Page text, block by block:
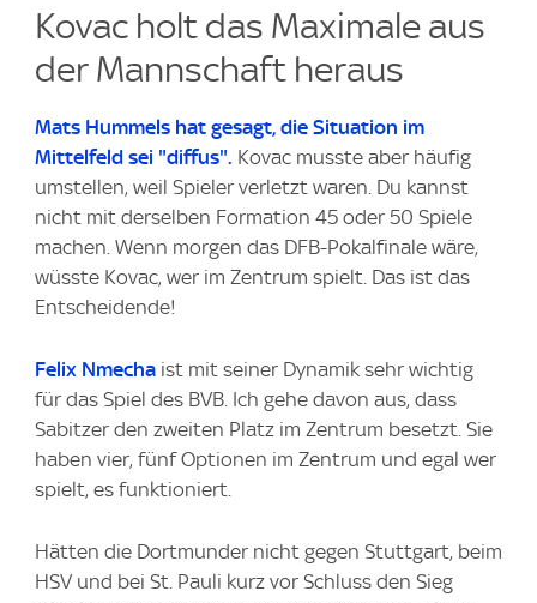
Kovac holt das Maximale aus
der Mannschaft heraus
Mats Hummels hat gesagt, die Situation im
Mittelfeld sei "diffus". Kovac musste aber häufig
umstellen, weil Spieler verletzt waren. Du kannst
nicht mit derselben Formation 45 oder 50 Spiele
machen. Wenn morgen das DFB-Pokalfinale wäre,
wüsste Kovac, wer im Zentrum spielt. Das ist das
Entscheidende!
Felix Nmecha ist mit seiner Dynamik sehr wichtig
für das Spiel des BVB. Ich gehe davon aus, dass
Sabitzer den zweiten Platz im Zentrum besetzt. Sie
haben vier, fünf Optionen im Zentrum und egal wer
spielt, es funktioniert.
Hätten die Dortmunder nicht gegen Stuttgart, beim
HSV und bei St. Pauli kurz vor Schluss den Sieg